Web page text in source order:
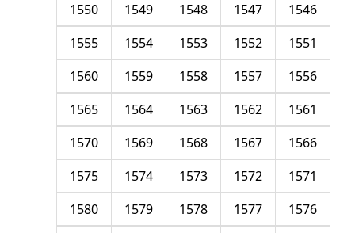
1546
1547
1548
1549
1550
1551
1552
1553
1554
1555
1556
1557
1558
1559
1560
1561
1562
1563
1564
1565
1566
1567
1568
1569
1570
1571
1572
1573
1574
1575
1576
1577
1578
1579
1580